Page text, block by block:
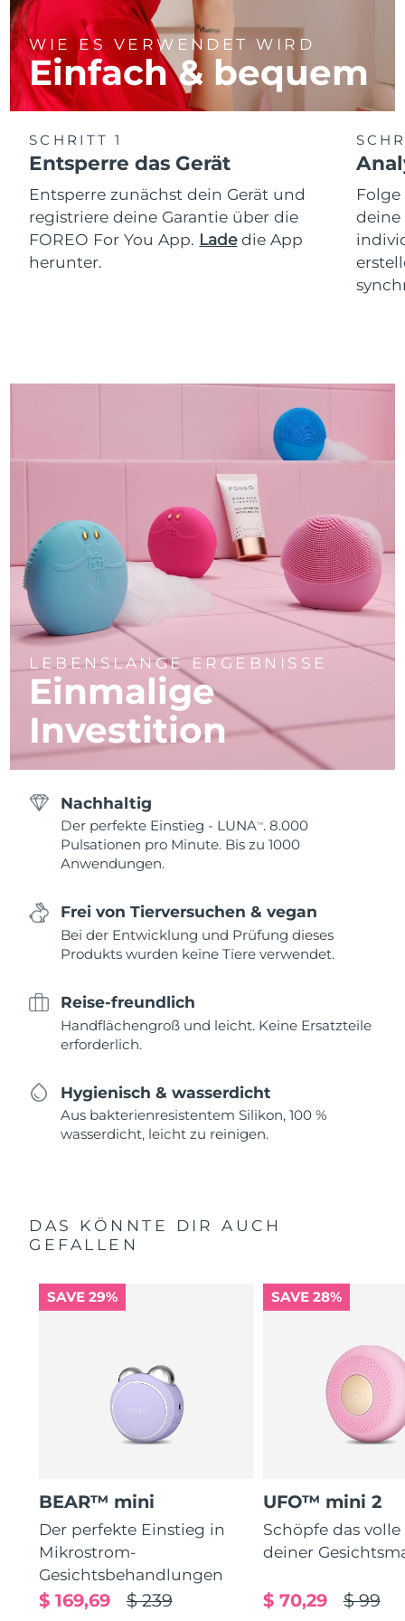
WIE ES VERWENDET WIRD
Einfach & bequem
SCHRITT 1
Entsperre das Gerät
Entsperre zunächst dein Gerät und
registriere deine Garantie über die
FOREO For You App. Ladedie App
herunter.
deine
LEBENSLANGE ERGEBNISSE
Einmalige
Investition
Nachhaltig
Der perfekte Einstieg - LUNATM . 8.000
Pulsationen pro Minute. Bis zu 1000
Anwendungen.
Frei von Tierversuchen & vegan
Bei der Entwicklung und Prüfung dieses
Produkts wurden keine Tiere verwendet.
Reise-freundlich
Handflächengroß und leicht. Keine Ersatzteile
erforderlich.
Hygienisch & wasserdicht
Aus bakterienresistentem Silikon, 100 %
wasserdicht, leicht zu reinigen.
DAS KÖNNTE DIR AUCH
GEFALLEN
SAVE 29%
BEAR™ mini
Der perfekte Einstieg in
Mikrostrom-
Gesichtsbehandlungen
$ 239
$ 169,69
SAVE 28%
UFO™ mini 2
Schöpfe das
deiner
$ 99
$ 70,29